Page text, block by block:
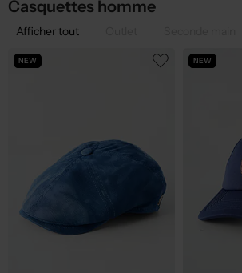
Casquettes homme
Afficher tout
NEW NEW